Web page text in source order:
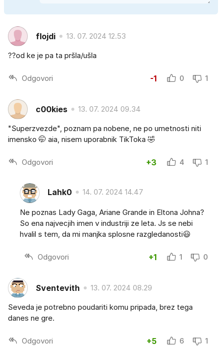
flojdi 13. 07. 2024 12.53
??od ke je pa ta pršla/ušla
Odgovori -1 0 1
c00kies 13. 07. 2024 09.34
"Superzvezde", poznam pa nobene, ne po umetnosti niti
imensko 🤭 aia, nisem uporabnik TikToka 🤣
Odgovori +3 4 1
Lahk0 14. 07. 2024 14.47
Ne poznas Lady Gaga, Ariane Grande in Eltona Johna?
So ena najvecjih imen v industriji ze leta. Js se nebi
hvalil s tem, da mi manjka splosne razgledanosti😃
Odgovori +1 1 0
Sventevith 13. 07. 2024 08.29
Seveda je potrebno poudariti komu pripada, brez tega
danes ne gre.
Odgovori +5 6 1